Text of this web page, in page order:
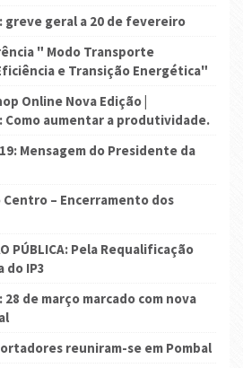
greve geral a 20 de fevereiro
" Modo Transporte
e Transição Energética"
Online Nova Edição |
aumentar a produtividade.
19: Mensagem do Presidente da
Centro – Encerramento dos
PÚBLICA: Pela Requalificação
do IP3
28 de março marcado com nova
reuniram-se em Pombal